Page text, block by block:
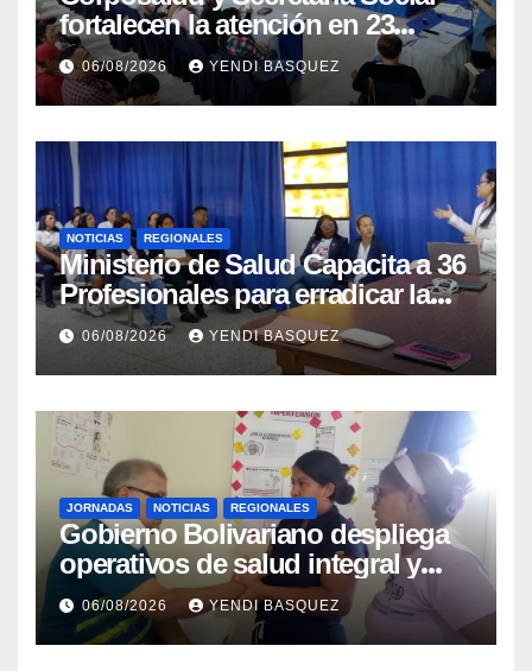
fortalecen la atención en 23
municipios
06/08/2026 YENDI BASQUEZ
NOTICIAS REGIONALES
Ministerio de Salud Capacita a 36
Profesionales para erradicar la
Tuberculosis en Yaracuy
06/08/2026 YENDI BASQUEZ
JORNADAS NOTICIAS REGIONALES
Gobierno Bolivariano despliega
operativos de salud integral y
protección social en los
municipios Sucre y Mario
Briceño Iragorry del estado
06/08/2026 YENDI BASQUEZ